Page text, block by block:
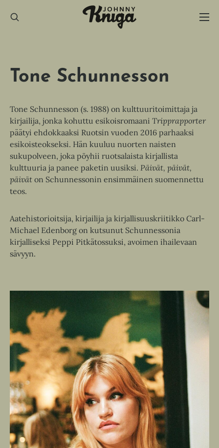
sisältöön
Tone Schunnesson
Tone Schunnesson (s. 1988) on kulttuuritoimittaja ja
kirjailija, jonka kohuttu esikoisromaani Tripprapporter
päätyi ehdokkaaksi Ruotsin vuoden 2016 parhaaksi
esikoisteokseksi. Hän kuuluu nuorten naisten
sukupolveen, joka pöyhii ruotsalaista kirjallista
kulttuuria ja panee paketin uusiksi. Päivät, päivät,
päivät on Schunnessonin ensimmäinen suomennettu
teos.
Aatehistorioitsija, kirjailija ja kirjallisuuskriitikko Carl-
Michael Edenborg on kutsunut Schunnessonia
kirjalliseksi Peppi Pitkätossuksi, avoimen ihailevaan
sävyyn.